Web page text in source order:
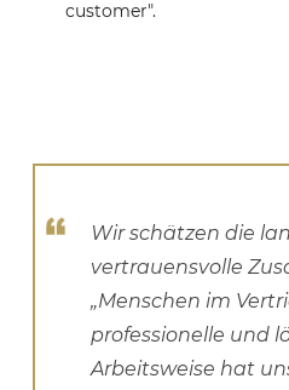
customer".
Wir schätzen die
vertrauensvolle
„Menschen im
professionelle und
Arbeitsweise hat